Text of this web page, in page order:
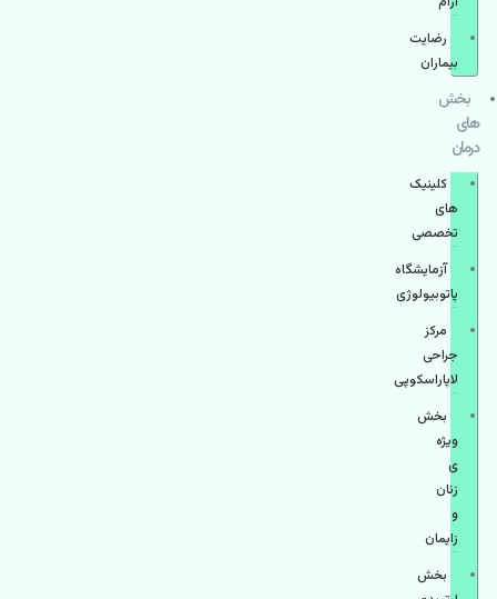
رضایت
بیماران
بخش
های
درمان
کلینیک
های
تخصصی
آزمایشگاه
پاتوبیولوژی
مرکز
جراحی
لاپاراسکوپی
بخش
ویژه
ی
زنان
و
زایمان
بخش